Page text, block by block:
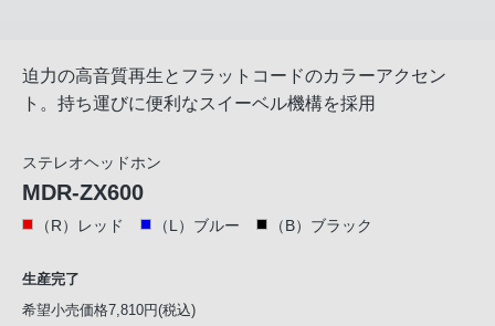
迫力の高音質再生とフラットコードのカラーアクセン
ト。持ち運びに便利なスイーベル機構を採用
ステレオヘッドホン
MDR-ZX600
（R）レッド （L）ブルー （B）ブラック
生産完了
希望小売価格7,810円(税込)